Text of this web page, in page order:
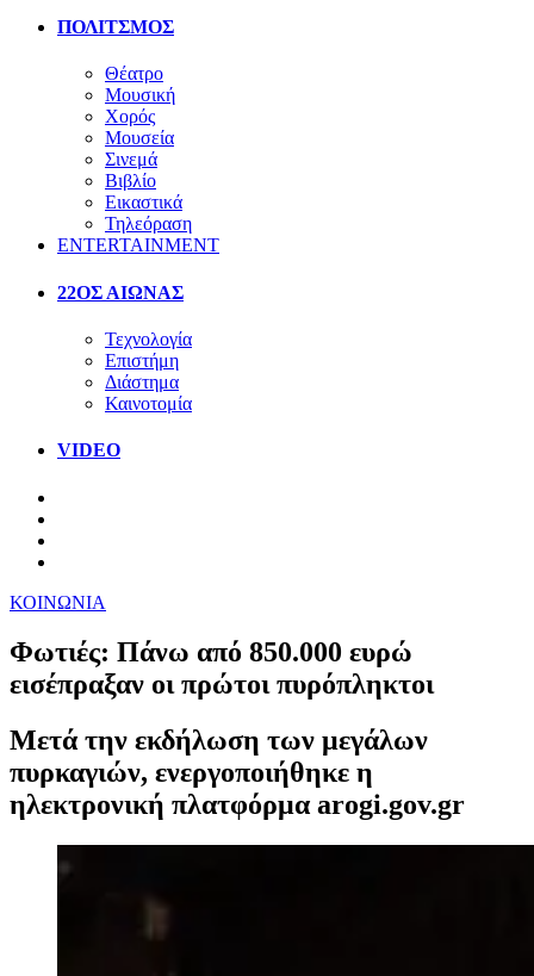
ΠΟΛΙΤΣΜΟΣ
Θέατρο
Μουσική
Χορός
Μουσεία
Σινεμά
Βιβλίο
Εικαστικά
Τηλεόραση
ENTERTAINMENT
22ΟΣ ΑΙΩΝΑΣ
Τεχνολογία
Επιστήμη
Διάστημα
Καινοτομία
VIDEO
ΚΟΙΝΩΝΙΑ
Φωτιές: Πάνω από 850.000 ευρώ
εισέπραξαν οι πρώτοι πυρόπληκτοι
Mετά την εκδήλωση των μεγάλων
πυρκαγιών, ενεργοποιήθηκε η
ηλεκτρονική πλατφόρμα arogi.gov.gr